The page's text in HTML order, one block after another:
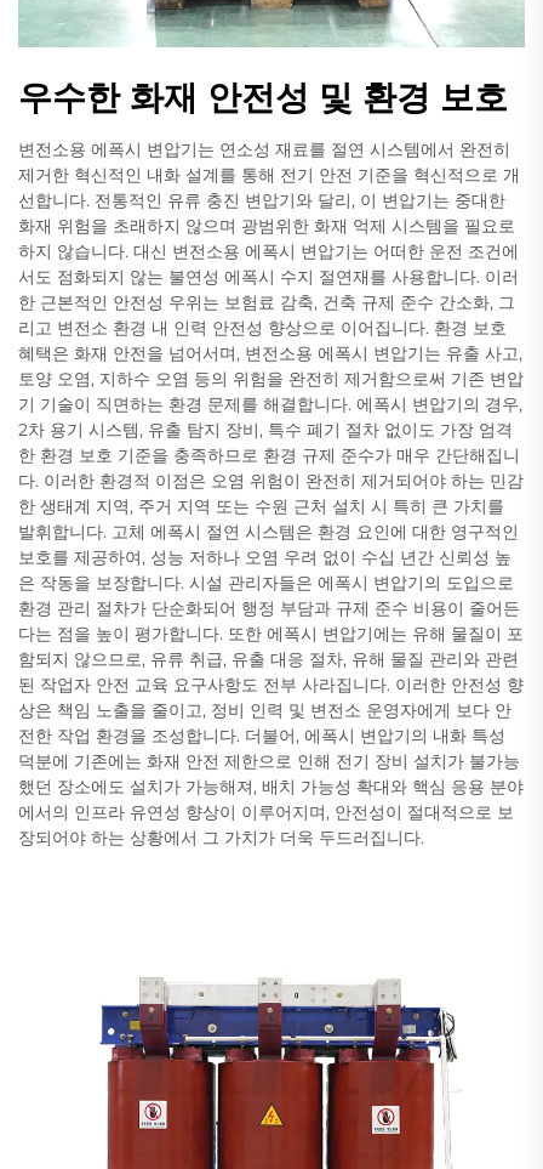
우수한 화재 안전성 및 환경 보호
변전소용 에폭시 변압기는 연소성 재료를 절연 시스템에서 완전히
제거한 혁신적인 내화 설계를 통해 전기 안전 기준을 혁신적으로 개
선합니다. 전통적인 유류 충진 변압기와 달리, 이 변압기는 중대한
화재 위험을 초래하지 않으며 광범위한 화재 억제 시스템을 필요로
하지 않습니다. 대신 변전소용 에폭시 변압기는 어떠한 운전 조건에
서도 점화되지 않는 불연성 에폭시 수지 절연재를 사용합니다. 이러
한 근본적인 안전성 우위는 보험료 감축, 건축 규제 준수 간소화, 그
리고 변전소 환경 내 인력 안전성 향상으로 이어집니다. 환경 보호
혜택은 화재 안전을 넘어서며, 변전소용 에폭시 변압기는 유출 사고,
토양 오염, 지하수 오염 등의 위험을 완전히 제거함으로써 기존 변압
기 기술이 직면하는 환경 문제를 해결합니다. 에폭시 변압기의 경우,
2차 용기 시스템, 유출 탐지 장비, 특수 폐기 절차 없이도 가장 엄격
한 환경 보호 기준을 충족하므로 환경 규제 준수가 매우 간단해집니
다. 이러한 환경적 이점은 오염 위험이 완전히 제거되어야 하는 민감
한 생태계 지역, 주거 지역 또는 수원 근처 설치 시 특히 큰 가치를
발휘합니다. 고체 에폭시 절연 시스템은 환경 요인에 대한 영구적인
보호를 제공하여, 성능 저하나 오염 우려 없이 수십 년간 신뢰성 높
은 작동을 보장합니다. 시설 관리자들은 에폭시 변압기의 도입으로
환경 관리 절차가 단순화되어 행정 부담과 규제 준수 비용이 줄어든
다는 점을 높이 평가합니다. 또한 에폭시 변압기에는 유해 물질이 포
함되지 않으므로, 유류 취급, 유출 대응 절차, 유해 물질 관리와 관련
된 작업자 안전 교육 요구사항도 전부 사라집니다. 이러한 안전성 향
상은 책임 노출을 줄이고, 정비 인력 및 변전소 운영자에게 보다 안
전한 작업 환경을 조성합니다. 더불어, 에폭시 변압기의 내화 특성
덕분에 기존에는 화재 안전 제한으로 인해 전기 장비 설치가 불가능
했던 장소에도 설치가 가능해져, 배치 가능성 확대와 핵심 응용 분야
에서의 인프라 유연성 향상이 이루어지며, 안전성이 절대적으로 보
장되어야 하는 상황에서 그 가치가 더욱 두드러집니다.